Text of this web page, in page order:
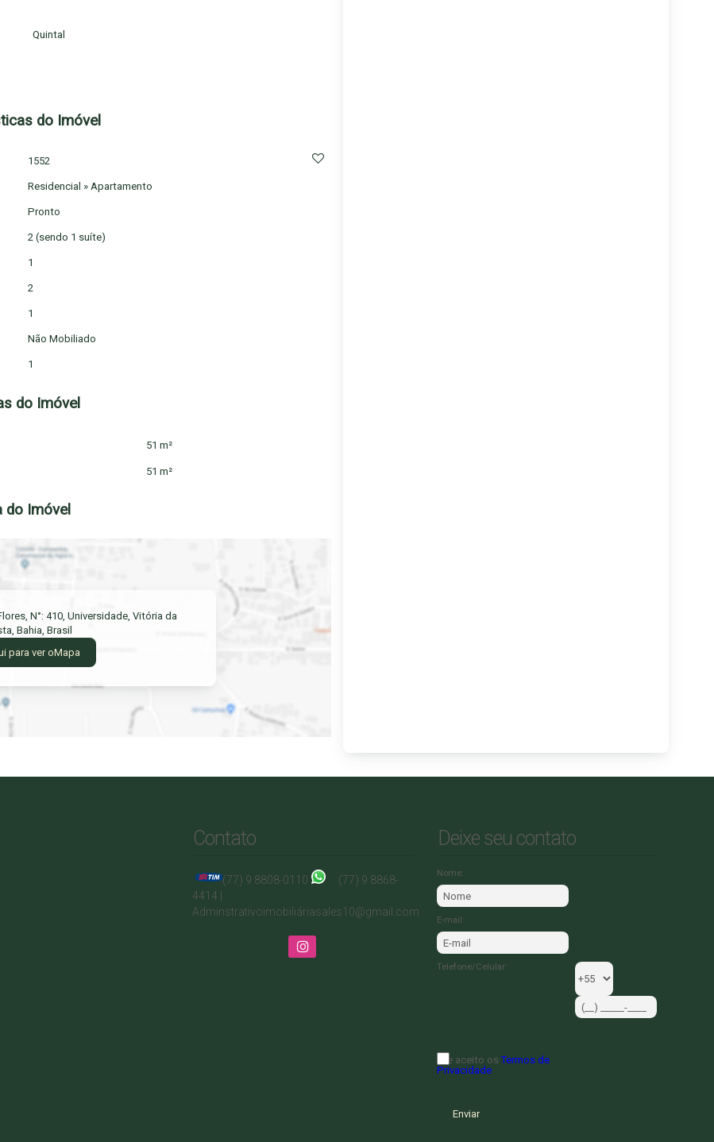
Quintal
do Imóvel
1552
Residencial » Apartamento
Pronto
2 (sendo 1 suíte)
1
2
1
Não Mobiliado
1
do Imóvel
51 m²
51 m²
do Imóvel
N°: 410 Universidade Vitória da
Bahia Brasil
para ver oMapa
Contato
(77) 9 8808-0110
(77) 9 8868-
4414 |
Adminstrativoimobiliáriasales10@gmail.com
Deixe seu contato
Nome:
E-mail:
Telefone/Celular:
Li e aceito os Termos de
Privacidade